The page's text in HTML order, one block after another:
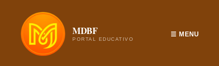
MDBF
PORTAL EDUCATIVO
☰ MENU